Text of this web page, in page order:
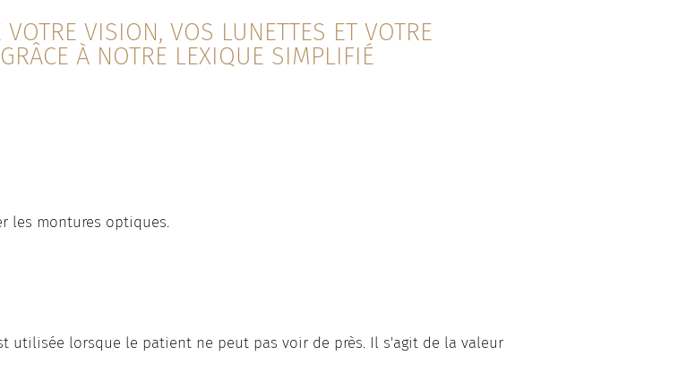
VISION, VOS LUNETTES ET VOTRE
À NOTRE LEXIQUE SIMPLIFIÉ
les montures optiques.
utilisée lorsque le patient ne peut pas voir de près. Il s'agit de la valeur